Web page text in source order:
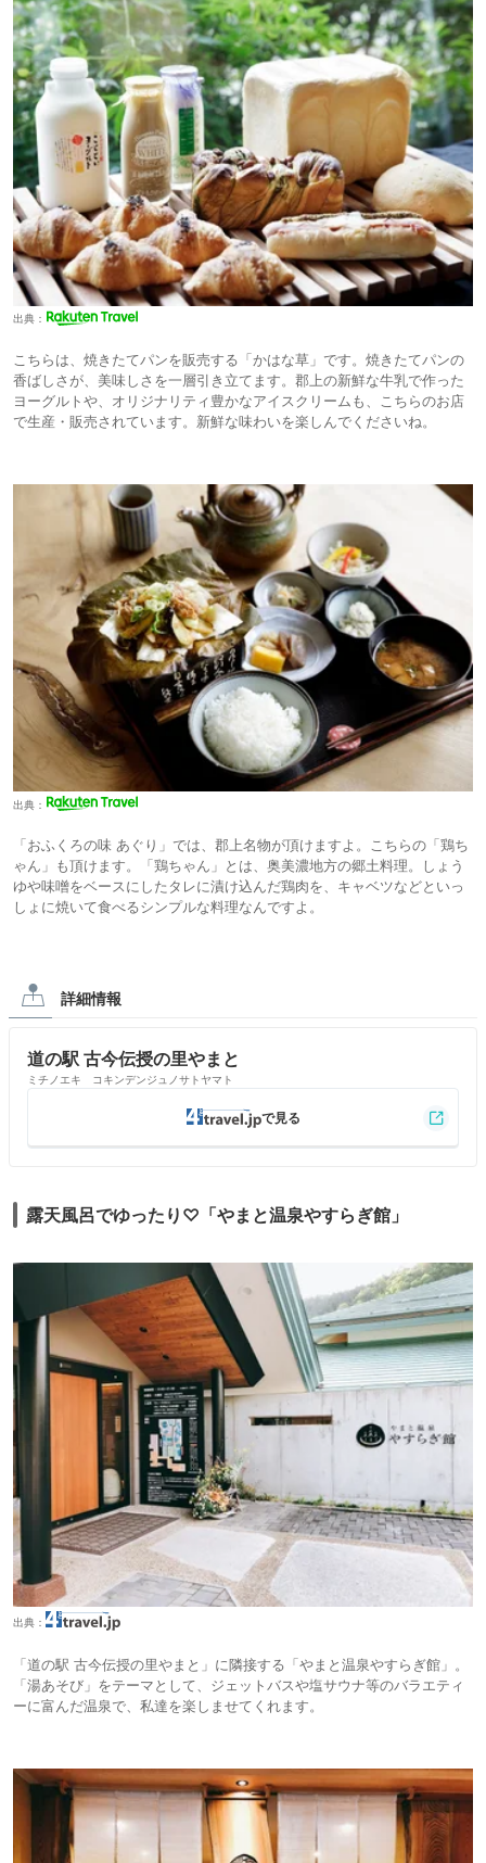
出典：
こちらは、焼きたてパンを販売する「かはな草」です。焼きたてパンの
香ばしさが、美味しさを一層引き立てます。郡上の新鮮な牛乳で作った
ヨーグルトや、オリジナリティ豊かなアイスクリームも、こちらのお店
で生産・販売されています。新鮮な味わいを楽しんでくださいね。
出典：
「おふくろの味 あぐり」では、郡上名物が頂けますよ。こちらの「鶏ち
ゃん」も頂けます。「鶏ちゃん」とは、奥美濃地方の郷土料理。しょう
ゆや味噌をベースにしたタレに漬け込んだ鶏肉を、キャベツなどといっ
しょに焼いて食べるシンプルな料理なんですよ。
詳細情報
道の駅 古今伝授の里やまと
ミチノエキ コキンデンジュノサトヤマト
露天風呂でゆったり♡「やまと温泉やすらぎ館」
出典：
「道の駅 古今伝授の里やまと」に隣接する「やまと温泉やすらぎ館」。
「湯あそび」をテーマとして、ジェットバスや塩サウナ等のバラエティ
ーに富んだ温泉で、私達を楽しませてくれます。